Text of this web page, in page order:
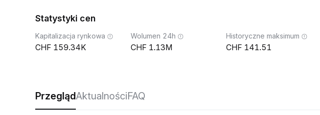
Statystyki cen
Kapitalizacja rynkowa
159.34K
Wolumen 24h
1.13M
Historyczne maksimum
141.51
PrzeglądAktualnościFAQ